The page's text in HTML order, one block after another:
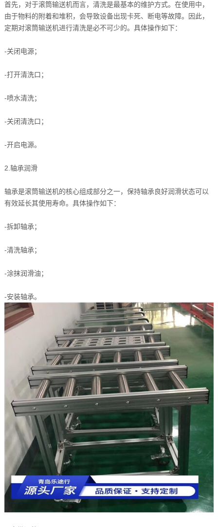
首先，对于滚筒输送机而言，清洗是最基本的维护方式。在使用中，
由于物料的附着和堆积，会导致设备出现卡死、断电等故障。因此，
定期对滚筒输送机进行清洗是必不可少的。具体操作如下：
-关闭电源；
-打开清洗口；
-喷水清洗；
-关闭清洗口；
-开启电源。
2.轴承润滑
轴承是滚筒输送机的核心组成部分之一，保持轴承良好润滑状态可以
有效延长其使用寿命。具体操作如下：
-拆卸轴承；
-清洗轴承；
-涂抹润滑油；
-安装轴承。